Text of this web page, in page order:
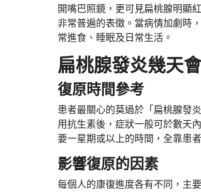
開嘴巴照鏡，更可見扁桃腺明顯
非常普遍的表徵。當病情加劇時
常進食、睡眠及日常生活。
扁桃腺發炎幾天
復原時間參考
患者最關心的莫過於「扁桃腺發
用抗生素後，症狀一般可於數天
要一星期或以上的時間，全靠患
影響復原的因素
每個人的康復進度各有不同，主